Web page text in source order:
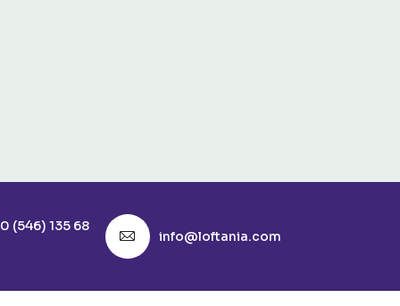
(546) 135 68
info@loftania.com